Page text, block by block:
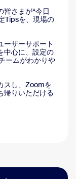
皆さまが“今日
Tipsを、現場の
ーザーサポート
中心に、設定の
ームがわかりや
スし、Zoomを
帰りいただける